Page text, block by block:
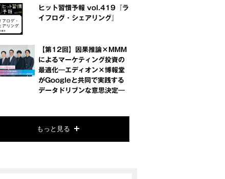
ヒット習慣予報 vol.419『ラ
イフログ・シェアリング』
【第12回】因果推論×MMM
によるマーケティング投資の
最適化―エディオン×博報堂
がGoogleと共同で実践する
データドリブンな意思決定―
もっと見る